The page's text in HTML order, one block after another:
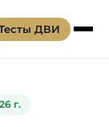
ДВИ
г.